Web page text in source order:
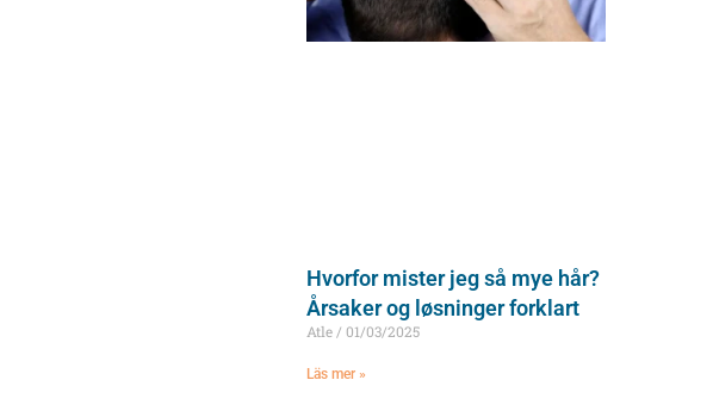
Hvorfor mister jeg så mye hår?
Årsaker og løsninger forklart
Atle 01/03/2025
Läs mer »